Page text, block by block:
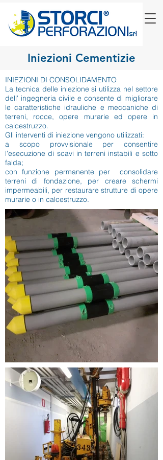
Iniezioni Cementizie
INIEZIONI DI CONSOLIDAMENTO
La tecnica delle iniezione si utilizza nel settore
dell' ingegneria civile e consente di migliorare
le caratteristiche idrauliche e meccaniche di
terreni, rocce, opere murarie ed opere in
calcestruzzo.
Gli interventi di iniezione vengono utilizzati:
a scopo provvisionale per consentire
l'esecuzione di scavi in terreni instabili e sotto
falda;
con funzione permanente per consolidare
terreni di fondazione, per creare schermi
impermeabili, per restaurare strutture di opere
murarie o in calcestruzzo.